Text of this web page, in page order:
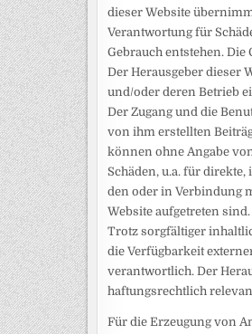
dieser Website
Verantwortung für
Gebrauch entstehen.
Der Herausgeber dieser
und/oder deren Betrieb
Der Zugang und die
von ihm erstellten
können ohne Angabe
Schäden, u.a. für
den oder in Verbindung
Website aufgetreten sind.
Trotz sorgfältiger
die Verfügbarkeit
verantwortlich. Der
haftungsrechtlich
Für die Erzeugung von